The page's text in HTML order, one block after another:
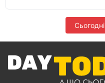
Сьогодні